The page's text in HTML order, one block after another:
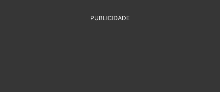
PUBLICIDADE